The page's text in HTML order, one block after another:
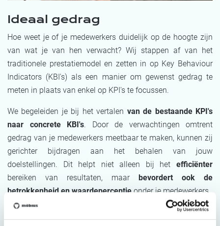
Ideaal gedrag
Hoe weet je of je medewerkers duidelijk op de hoogte zijn
van wat je van hen verwacht? Wij stappen af van het
traditionele prestatiemodel en zetten in op Key Behaviour
Indicators (KBI's) als een manier om gewenst gedrag te
meten in plaats van enkel op KPI's te focussen.
We begeleiden je bij het vertalen van de bestaande KPI's
naar concrete KBI's. Door de verwachtingen omtrent
gedrag van je medewerkers meetbaar te maken, kunnen zij
gerichter bijdragen aan het behalen van jouw
doelstellingen. Dit helpt niet alleen bij het efficiënter
bereiken van resultaten, maar
bevordert ook de
betrokkenheid en waardeperceptie onder je medewerkers.
Terug naar overzicht